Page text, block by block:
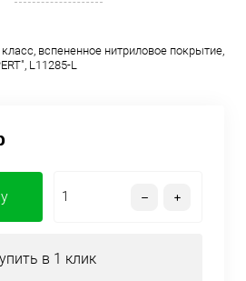
вспененное нитриловое покрытие,
L11285-L
в 1 клик